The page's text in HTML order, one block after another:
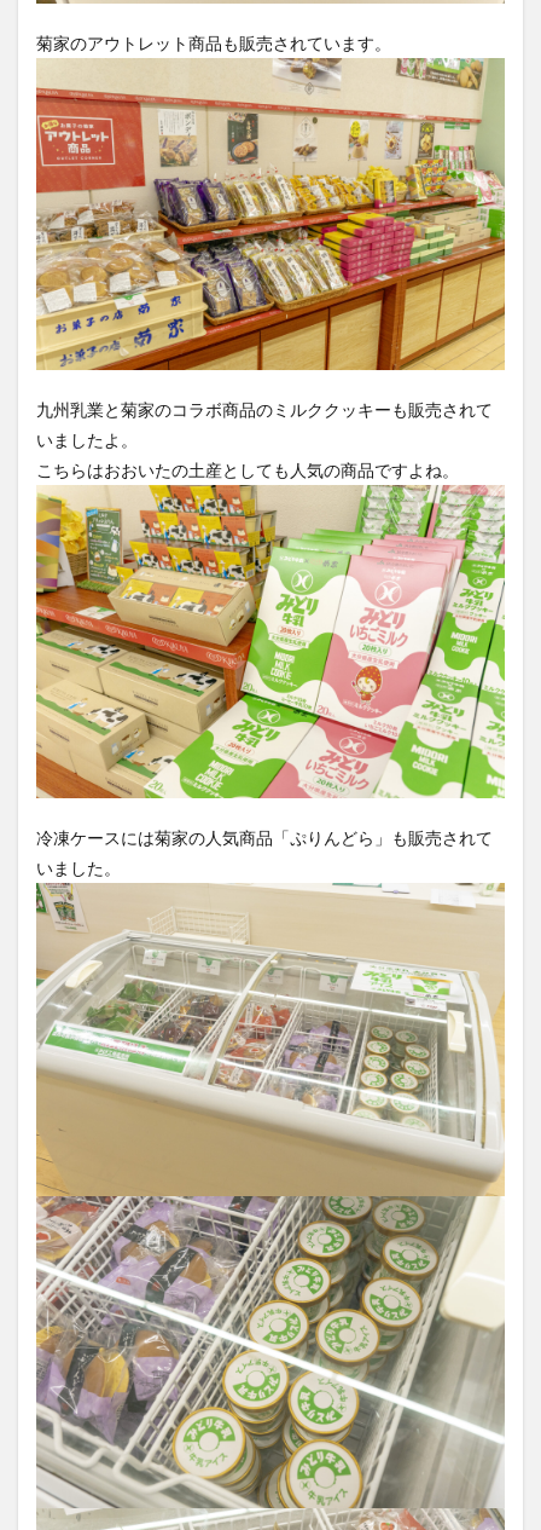
菊家のアウトレット商品も販売されています。
九州乳業と菊家のコラボ商品のミルククッキーも販売されて
いましたよ。
こちらはおおいたの土産としても人気の商品ですよね。
冷凍ケースには菊家の人気商品「ぷりんどら」も販売されて
いました。